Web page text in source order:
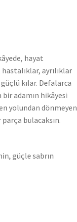
hayat
ayrılıklar
kılar. Defalarca
adamın hikâyesi
yolundan dönmeyen
bulacaksın.
güçle sabrın